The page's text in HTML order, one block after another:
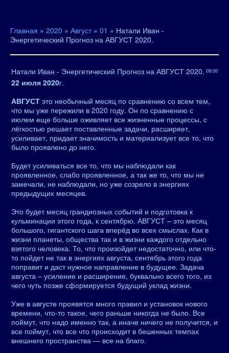
Главная » 2020 » Август » 01 » Натали Иван -
Энергетический Прогноз на АВГУСТ 2020.
09:00
Натали Иван - Энергетический Прогноз на АВГУСТ 2020.
22 июля 2020г.
АВГУСТ это необычный месяц по сравнению со всем тем,
что мы уже пережили в 2020 году. Он по сравнению с
июлем еще больше оживляет все жизненные процессы, с
лёгкостью решает поставленные задачи, расширяет,
усиливает, придает значимость и материализует все то, что
было проявлено до него.
Будет усиливаться все то, что мы наблюдали как
проявленное, слабо проявленное, а так же то, что мы не
замечали, не наблюдали, но уже созрело в энергиях
предыдущих месяцев.
Это будет месяц грандиозных событий и подготовка к
кульминации этого года, к сентябрю. АВГУСТ – это месяц
большого, гигантского шага вперёд во всех смыслах. Как в
жизни планеты, общества так и в жизни каждого отдельно
взятого человека. То, что произойдет недостаточно, или что-
то пойдет не так в энергиях августа, сентябрь этого года
поправит и даст нужное направление в будущее. Задача
августа – усиление и расширение, буквально всего того, из
чего чуть позже сформируется будущий уклад жизни.
Уже в августе проявятся много правил и установок нового
времени, что-то такое, чего раньше никогда не было. Все
поймут, что надо именно так, а иначе ничего не получится, и
все поймут, что все что происходит в бешенных темпах
внешнего пространства — все на благо.